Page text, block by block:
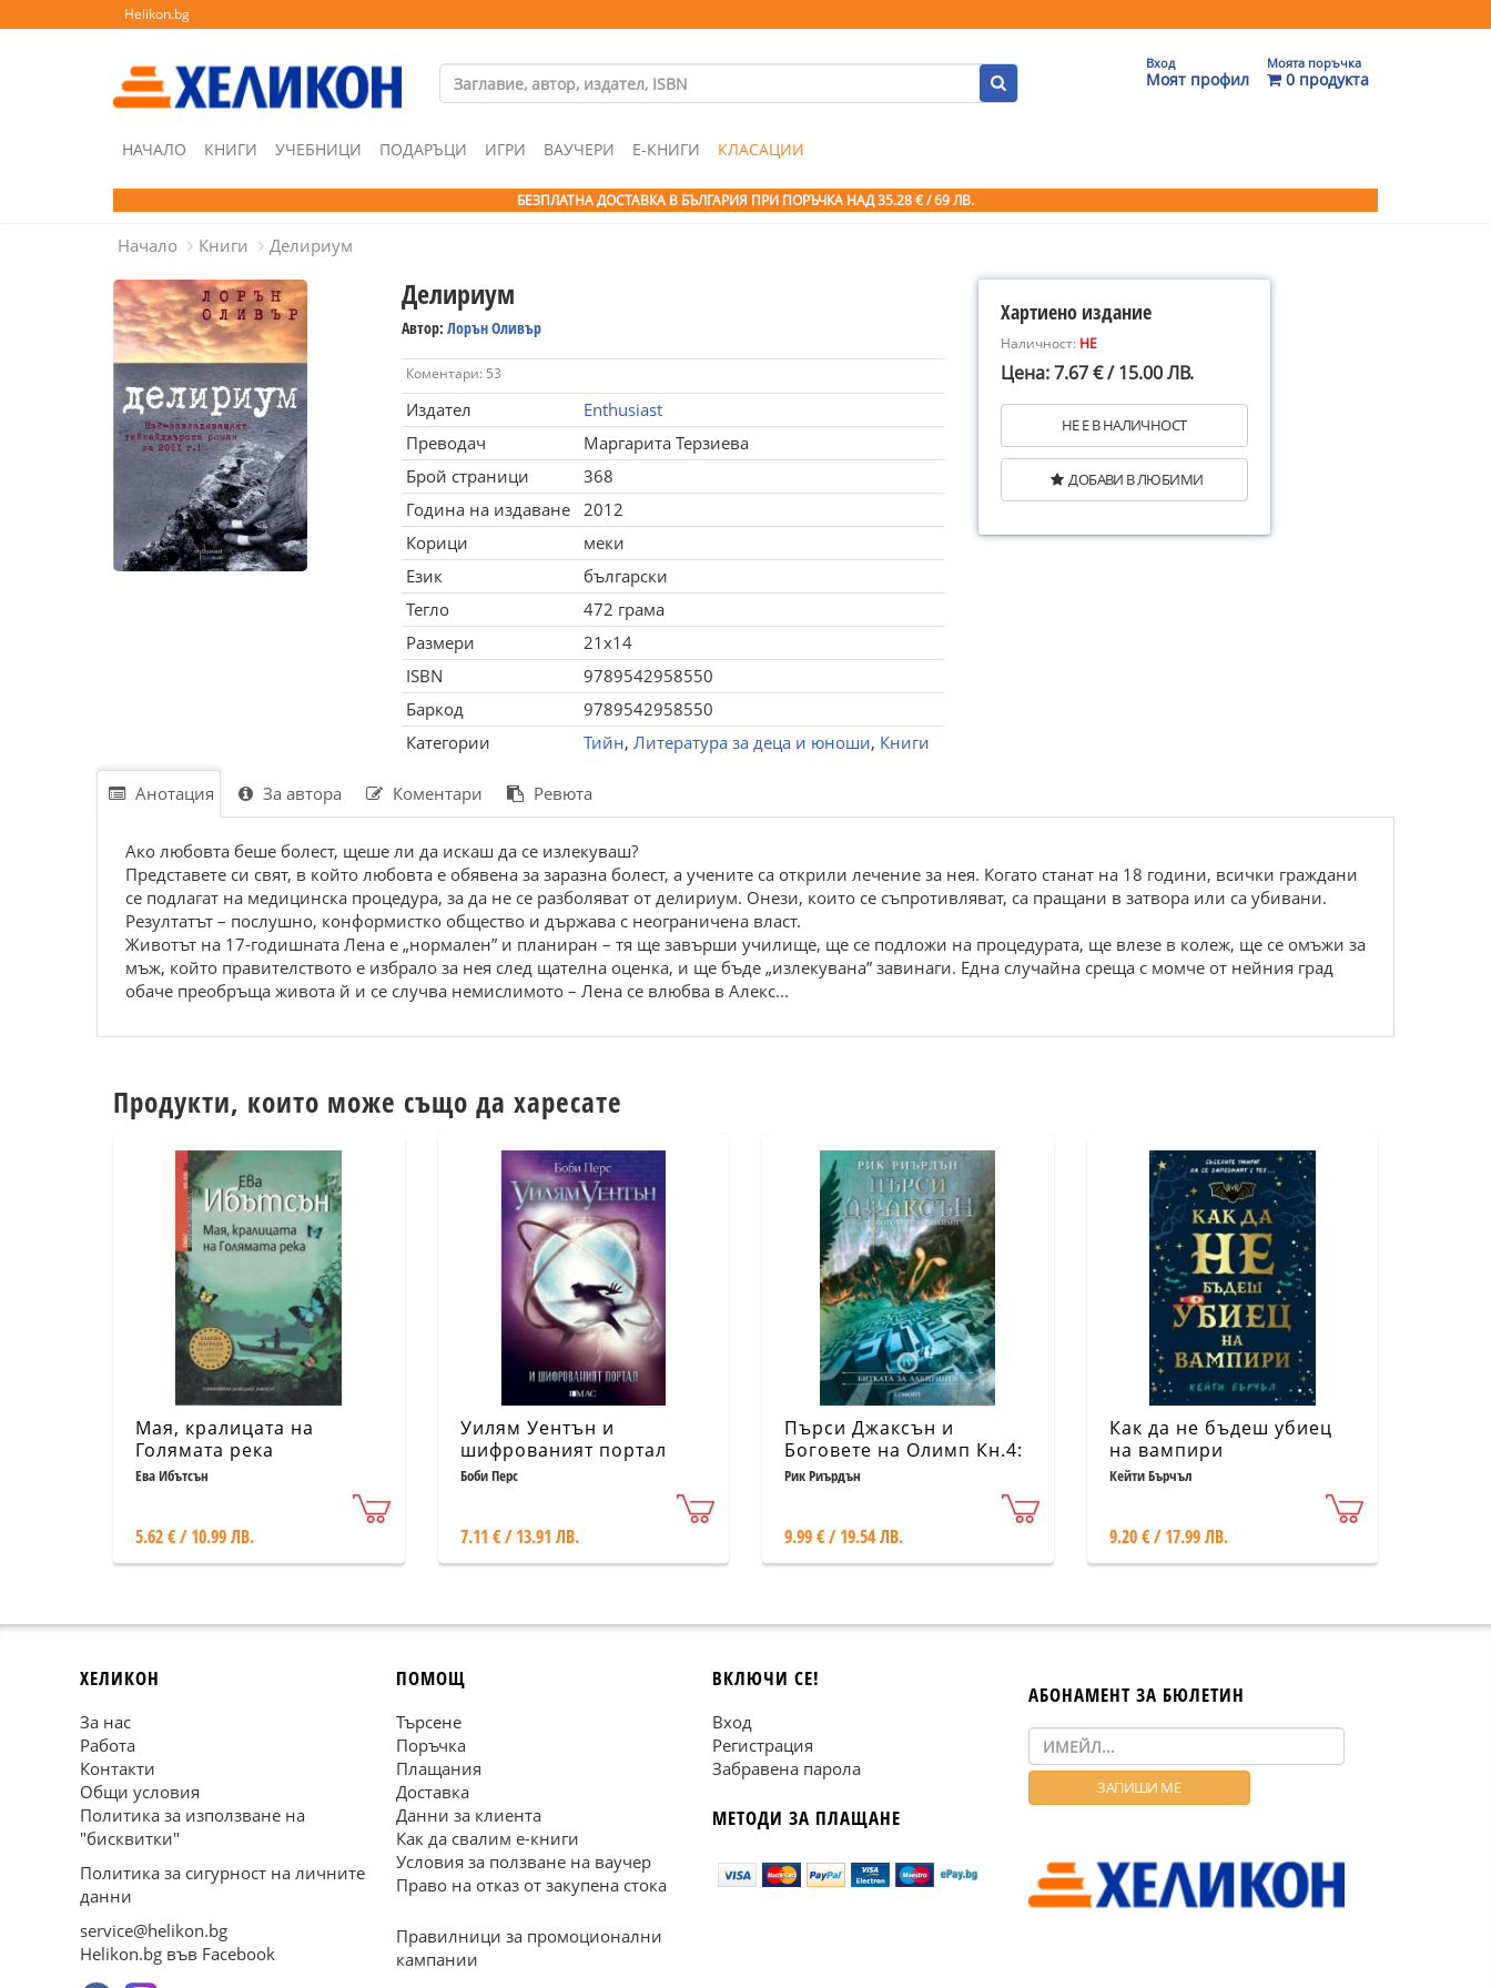
Helikon.bg
Вход
Моят профил
Моята поръчка
0 продукта
НАЧАЛО КНИГИ УЧЕБНИЦИ ПОДАРЪЦИ ИГРИ ВАУЧЕРИ Е-КНИГИ КЛАСАЦИИ
БЕЗПЛАТНА ДОСТАВКА В БЪЛГАРИЯ ПРИ ПОРЪЧКА НАД 35.28 € / 69 ЛВ.
Начало Книги Делириум
Делириум
Автор: Лорън Оливър
Коментари: 53
Издател
Enthusiast
Преводач
Маргарита Терзиева
Брой страници
368
Година на издаване
2012
Корици
меки
Език
български
Тегло
472 грама
Размери
21x14
ISBN
9789542958550
Баркод
9789542958550
Категории
Тийн, Литература за деца и юноши, Книги
Хартиено издание
Наличност: НЕ
Цена: 7.67 € / 15.00 ЛВ.
НЕ Е В НАЛИЧНОСТ
ДОБАВИ В ЛЮБИМИ
Анотация За автора Коментари Ревюта
Ако любовта беше болест, щеше ли да искаш да се излекуваш?
Представете си свят, в който любовта е обявена за заразна болест, а учените са открили лечение за нея. Когато станат на 18 години, всички граждани
се подлагат на медицинска процедура, за да не се разболяват от делириум. Онези, които се съпротивляват, са пращани в затвора или са убивани.
Резултатът – послушно, конформистко общество и държава с неограничена власт.
Животът на 17-годишната Лена е „нормален” и планиран – тя ще завърши училище, ще се подложи на процедурата, ще влезе в колеж, ще се омъжи за
мъж, който правителството е избрало за нея след щателна оценка, и ще бъде „излекувана” завинаги. Една случайна среща с момче от нейния град
обаче преобръща живота й и се случва немислимото – Лена се влюбва в Алекс...
Продукти, които може също да харесате
Мая, кралицата на
Голямата река
Ева Ибътсън
5.62 € / 10.99 ЛВ.
Уилям Уентън и
шифрованият портал
Боби Перс
7.11 € / 13.91 ЛВ.
Пърси Джаксън и
Боговете на Олимп Кн.4:
Битката за Лабиринта
Рик Риърдън
9.99 € / 19.54 ЛВ.
Как да не бъдеш убиец
на вампири
Кейти Бърчъл
9.20 € / 17.99 ЛВ.
ХЕЛИКОН
За нас
Работа
Контакти
Общи условия
Политика за използване на
"бисквитки"
Политика за сигурност на личните
данни
service@helikon.bg
Helikon.bg във Facebook
ПОМОЩ
Търсене
Поръчка
Плащания
Доставка
Данни за клиента
Как да свалим е-книги
Условия за ползване на ваучер
Право на отказ от закупена стока
Правилници за промоционални
кампании
ВКЛЮЧИ СЕ!
Вход
Регистрация
Забравена парола
МЕТОДИ ЗА ПЛАЩАНЕ
АБОНАМЕНТ ЗА БЮЛЕТИН